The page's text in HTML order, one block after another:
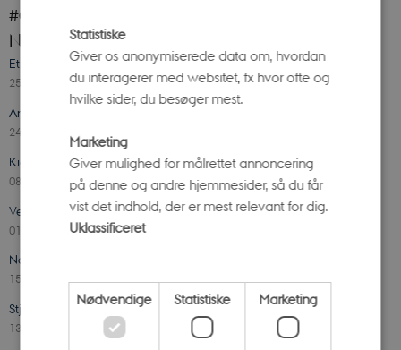
#OleRømerObservatoriet på Instagram
Nyheder
Et år med Ole Rømer Observatoriet – 380 år med Ole Rømer
25. september 2024-Ole Rømer-Observatoriet
Andreas Mogensen giver Dannebrog til Science Museerne
24. september 2024
Kig op! Endelig er de lyse nætter forbi
08. august 2024-Ole Rømer-Observatoriet
Velkommen hjem, Andreas Mogensen
01. maj 2024-Ole Rømer-Observatoriet
Når dagen bliver længere end natten
15. marts 2024-Ole Rømer-Observatoriet
Stjerner og galakser set i superteleskop på Ole Rømer Observatoriet
13. marts 2024 Ole Rømer-Observatoriet
Statistiske
Giver os anonymiserede data om, hvordan
du interagerer med websitet, fx hvor ofte og
hvilke sider, du besøger mest.
Marketing
Giver mulighed for målrettet annoncering
på denne og andre hjemmesider, så du får
vist det indhold, der er mest relevant for dig.
Uklassificeret
Nødvendige Statistiske Marketing